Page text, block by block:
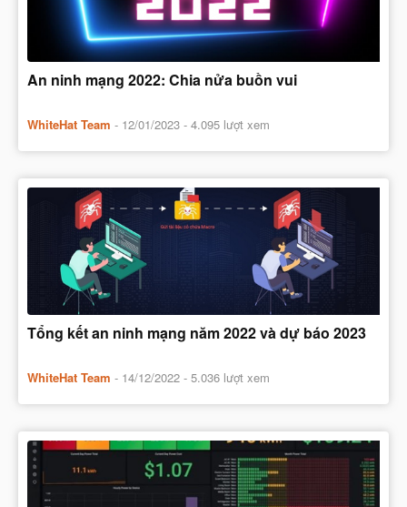
An ninh mạng 2022: Chia nửa buồn vui
WhiteHat Team - 12/01/2023 - 4.095 lượt xem
Tổng kết an ninh mạng năm 2022 và dự báo 2023
WhiteHat Team - 14/12/2022 - 5.036 lượt xem